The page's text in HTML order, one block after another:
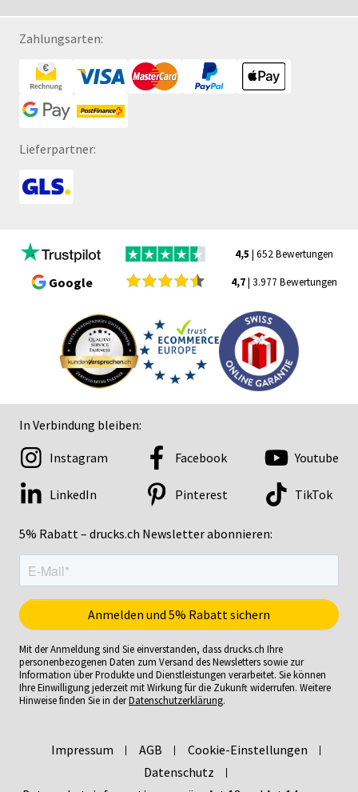
Zahlungsarten:
Lieferpartner:
4,5 | 652 Bewertungen
Google 4,7| 3.977 Bewertungen
In Verbindung bleiben:
5% Rabatt – drucks.ch Newsletter abonnieren:
Instagram Facebook Youtube
LinkedIn Pinterest TikTok
Mit der Anmeldung sind Sie einverstanden, dass drucks.ch Ihre
personenbezogenen Daten zum Versand des Newsletters sowie zur
Information über Produkte und Dienstleistungen verarbeitet. Sie können
Ihre Einwilligung jederzeit mit Wirkung für die Zukunft widerrufen. Weitere
Hinweise finden Sie in derDatenschutzerklärung.
Impressum AGB
Cookie-Einstellungen
Datenschutz